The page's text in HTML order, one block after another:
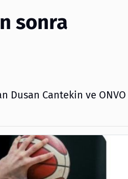
sonra
Dusan Cantekin ve ONVO